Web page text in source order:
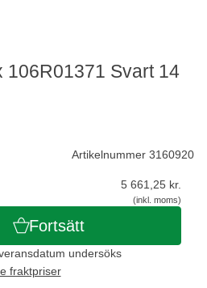
Artikelnummer 3160920
5 661,25 kr.
(inkl. moms)
Fortsätt
undersöks
fraktpriser
106R01371 Svart 14